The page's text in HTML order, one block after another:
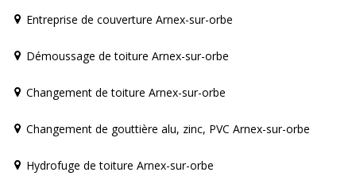
Entreprise de couverture Arnex-sur-orbe
Démoussage de toiture Arnex-sur-orbe
Changement de toiture Arnex-sur-orbe
Changement de gouttière alu, zinc, PVC Arnex-sur-orbe
Hydrofuge de toiture Arnex-sur-orbe